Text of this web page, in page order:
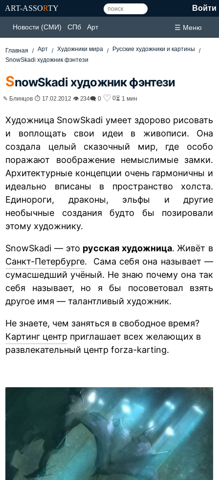
ART-ASSORTY Войти
Новости (СМИ) СПб Арт ☰ Меню
Главная Арт Художники мира
Русские художники и картины
SnowSkadi художник фэнтези
SnowSkadi художник фэнтези
✎ Блинцов ⏱ 17.02.2012 👁 234🗨 0 ♡ 0⏳ 1 мин
Художница SnowSkadi умеет здорово рисовать
и воплощать свои идеи в живописи. Она
создала целый сказочный мир, где особо
поражают воображение немыслимые замки.
Архитектурные концепции очень гармоничны и
идеально вписаны в пространство холста.
Единороги, драконы, эльфы и другие
необычные создания будто бы позировали
этому художнику.
SnowSkadi — это русская художница. Живёт в
Санкт-Петербурге. Сама себя она называет —
сумасшедший учёный. Не знаю почему она так
себя называет, но я бы посоветовал взять
другое имя — талантливый художник.
Не знаете, чем заняться в свободное время?
Картинг центр приглашает всех желающих в
развлекательный центр forza-karting.